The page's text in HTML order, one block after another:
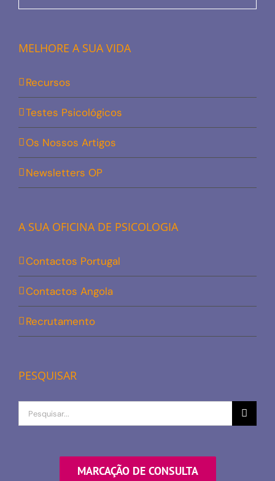
MELHORE A SUA VIDA
Recursos
Testes Psicológicos
Os Nossos Artigos
Newsletters OP
A SUA OFICINA DE PSICOLOGIA
Contactos Portugal
Contactos Angola
Recrutamento
PESQUISAR
Procurar
por
MARCAÇÃO DE CONSULTA